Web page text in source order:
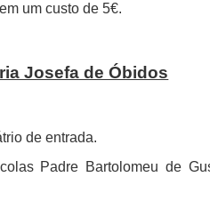
um custo de 5€.
Josefa de Óbidos
de entrada.
Padre Bartolomeu de